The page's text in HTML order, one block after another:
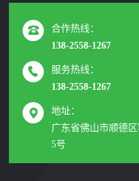
合作热线：
138-2558-1267
服务热线：
138-2558-1267
地址：
广东省佛山市顺德
5号